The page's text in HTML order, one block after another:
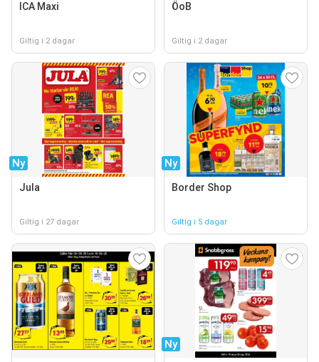
ICA Maxi
Giltig i 2 dagar
ÖoB
Giltig i 2 dagar
Ny
Jula
Giltig i 27 dagar
Ny
Border Shop
Giltig i 5 dagar
Ny